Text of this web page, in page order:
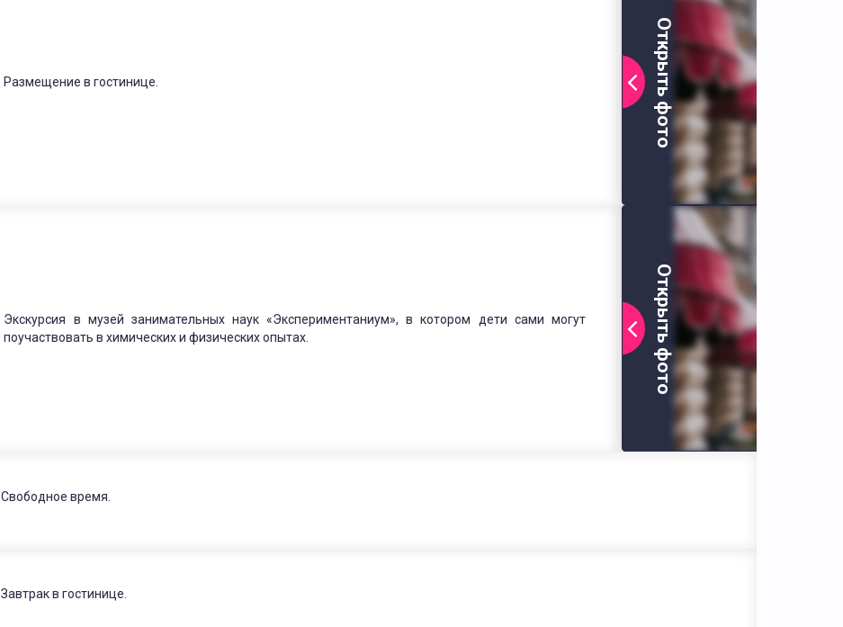
Размещение в гостинице. Открыть фото
Экскурсия в музей занимательных наук «Экспериментаниум», в котором дети сами могут
поучаствовать в химических и физических опытах.
Открыть фото
Свободное время.
Завтрак в гостинице.